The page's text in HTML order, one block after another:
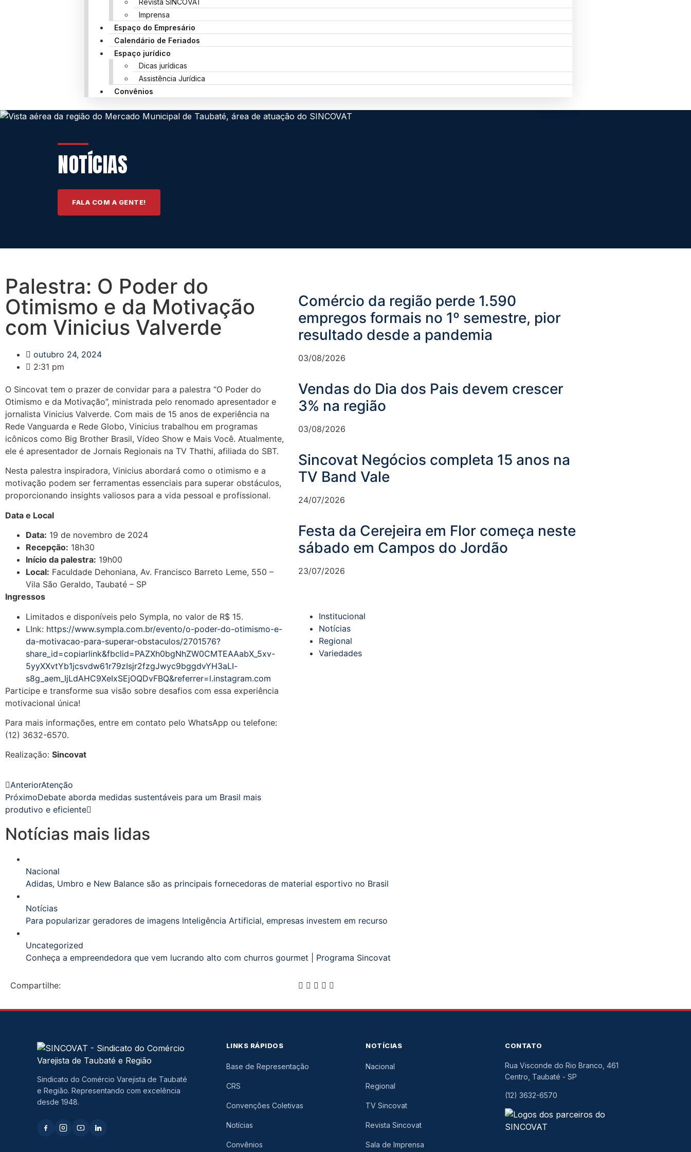
Revista SINCOVAT
Imprensa
Espaço do Empresário
Calendário de Feriados
Espaço jurídico
Dicas jurídicas
Assistência Jurídica
Convênios
NOTÍCIAS
FALA COM A GENTE!
Palestra: O Poder do
Otimismo e da Motivação
com Vinicius Valverde
outubro 24, 2024
2:31 pm
O Sincovat tem o prazer de convidar para a palestra “O Poder do
Otimismo e da Motivação”, ministrada pelo renomado apresentador e
jornalista Vinicius Valverde. Com mais de 15 anos de experiência na
Rede Vanguarda e Rede Globo, Vinicius trabalhou em programas
icônicos como Big Brother Brasil, Vídeo Show e Mais Você. Atualmente,
ele é apresentador de Jornais Regionais na TV Thathi, afiliada do SBT.
Nesta palestra inspiradora, Vinicius abordará como o otimismo e a
motivação podem ser ferramentas essenciais para superar obstáculos,
proporcionando insights valiosos para a vida pessoal e profissional.
Data e Local
Data: 19 de novembro de 2024
Recepção: 18h30
Início da palestra: 19h00
Local: Faculdade Dehoniana, Av. Francisco Barreto Leme, 550 –
Vila São Geraldo, Taubaté – SP
Ingressos
Limitados e disponíveis pelo Sympla, no valor de R$ 15.
LInk: https://www.sympla.com.br/evento/o-poder-do-otimismo-e-
da-motivacao-para-superar-obstaculos/2701576?
share_id=copiarlink&fbclid=PAZXh0bgNhZW0CMTEAAabX_5xv-
5yyXXvtYb1jcsvdw61r79zIsjr2fzgJwyc9bggdvYH3aLI-
s8g_aem_IjLdAHC9XeIxSEjOQDvFBQ&referrer=l.instagram.com
Participe e transforme sua visão sobre desafios com essa experiência
motivacional única!
Para mais informações, entre em contato pelo WhatsApp ou telefone:
(12) 3632-6570.
Realização: Sincovat
AnteriorAtenção
PróximoDebate aborda medidas sustentáveis para um Brasil mais
produtivo e eficiente
Comércio da região perde 1.590
empregos formais no 1º semestre, pior
resultado desde a pandemia
03/08/2026
Vendas do Dia dos Pais devem crescer
3% na região
03/08/2026
Sincovat Negócios completa 15 anos na
TV Band Vale
24/07/2026
Festa da Cerejeira em Flor começa neste
sábado em Campos do Jordão
23/07/2026
Institucional
Notícias
Regional
Variedades
Notícias mais lidas
Nacional
Adidas, Umbro e New Balance são as principais fornecedoras de material esportivo no Brasil
Notícias
Para popularizar geradores de imagens Inteligência Artificial, empresas investem em recurso
Uncategorized
Conheça a empreendedora que vem lucrando alto com churros gourmet | Programa Sincovat
Compartilhe:
Sindicato do Comércio Varejista de Taubaté
e Região. Representando com excelência
desde 1948.
LINKS RÁPIDOS
Base de Representação
CRS
Convenções Coletivas
Notícias
Convênios
NOTÍCIAS
Nacional
Regional
TV Sincovat
Revista Sincovat
Sala de Imprensa
CONTATO
Rua Visconde do Rio Branco, 461
Centro, Taubaté -SP
(12) 3632-6570